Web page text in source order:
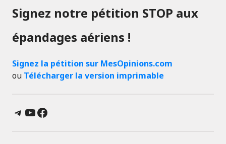
Signez notre pétition STOP aux
épandages aériens !
Signez la pétition sur MesOpinions.com
ou Télécharger la version imprimable
Telegram
YouTube
Facebook